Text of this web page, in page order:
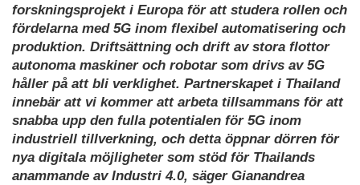
forskningsprojekt i Europa för att studera rollen och
fördelarna med 5G inom flexibel automatisering och
produktion. Driftsättning och drift av stora flottor
autonoma maskiner och robotar som drivs av 5G
håller på att bli verklighet. Partnerskapet i Thailand
innebär att vi kommer att arbeta tillsammans för att
snabba upp den fulla potentialen för 5G inom
industriell tillverkning, och detta öppnar dörren för
nya digitala möjligheter som stöd för Thailands
anammande av Industri 4.0, säger Gianandrea